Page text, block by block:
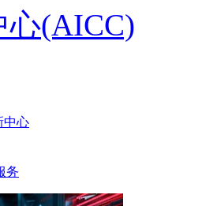
心(AICC)
中心
务